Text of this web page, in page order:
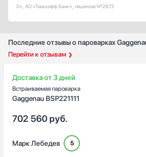
0+, АО «Тинькофф Банк», лицензия №2673
Последние отзывы о пароварках
Перейти к отзывам
Доставка от 3 дней
Встраиваемая пароварка
Gaggenau BSP221111
702 560 руб.
Марк Лебедев 5